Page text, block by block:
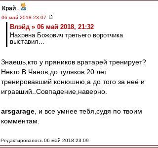
Край -
06 май 2018 23:07
Влэйд » 06 май 2018, 21:32
Нахрена Божович третьего воротчика
выставил...
Знаешь,кто у пряников вратарей тренирует?
Некто В.Чанов,до туляков 20 лет
тренировавший конюшню,а до того за неё и
игравший..Совпадение,наверно.
arsgarage , и все умнее тебя,судя по твоим
комментам.
Редактировалось 06 май 2018 23:09